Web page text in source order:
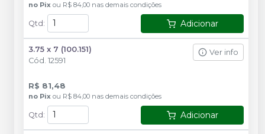
no Pix ou R$ 84,00 nas demais condições
Qtd : Adicionar
3.75 x 7 (100.151)
Cód. 12591
Ver info
R$ 81,48
no Pix ou R$ 84,00 nas demais condições
Qtd : Adicionar